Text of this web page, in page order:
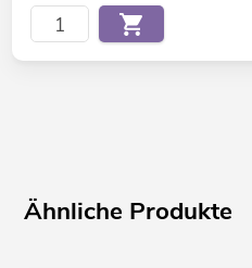
Ähnliche Produkte